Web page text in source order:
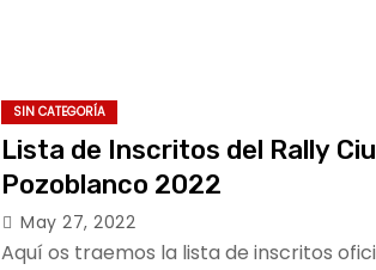
SIN CATEGORÍA
Lista de Inscritos del Rally
Pozoblanco 2022
May 27, 2022
Aquí os traemos la lista de inscritos